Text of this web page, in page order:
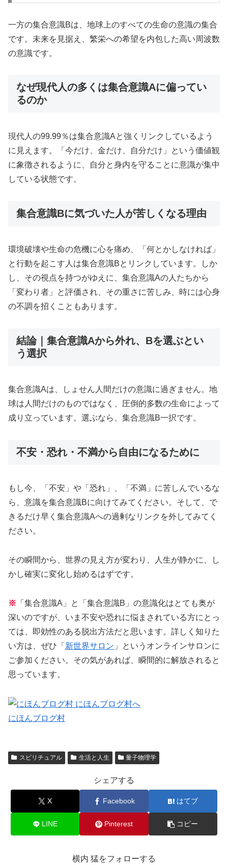
一方の集合意識Bは、地球上のすべての生命の意識の集合
です。未来を見据え、繁栄への希望を内包した高い周波数
の意識です。
なぜ現代人の多くは集合意識Aに偏ってい
るのか
現代人の99.99％は集合意識Aと強くリンクしているよう
に見えます。「今だけ、金だけ、自分だけ」という価値観
に象徴されるように、自分と身内を守ることに意識が集中
している状態です。
集合意識Bに気づいた人が苦しくなる理由
環境破壊や生命の危機に心を痛め、「何とかしなければ」
と行動を起こす人は集合意識Bとリンクしています。しか
し、その視点を持つがゆえに、集合意識Aの人たちから
「変わり者」と評価され、その重さに苦しみ、時には心身
の不調を招くこともあります。
結論｜集合意識Aから外れ、Bを選ぶとい
う選択
集合意識Aは、しょせん人間だけの意識に過ぎません。地
球は人間だけのものではなく、圧倒的多数の生命によって
成り立っています。選ぶなら、集合意識B一択です。
不安・恐れ・不満から自由になるために
もし今、「不安」や「恐れ」、「不満」に苦しんでいるな
ら、意識を集合意識Bに向けてみてください。そして、で
きるだけ早く集合意識Aへの過剰なリンクを外してみてく
ださい。
その瞬間から、世界の見え方が変わり、人生が静かに、し
かし確実に変化し始めるはずです。
※ 「集合意識A」と「集合意識B」の意識化はとても奥が
深いのですが、いま不安や恐れに悩まされている方にとっ
ては、即効性のある脱出方法だと思います。詳しく知りた
い方は、ぜひ「 新世界サロン 」というオンラインサロンに
ご参加ください。その気があれば、瞬間的に解放されると
思っています。
にほんブログ村
スピリチュアル 生活と人生 量子物理学
シェアする
X Facebook はてブ
LINE Pinterest コピー
横内 猛をフォローする